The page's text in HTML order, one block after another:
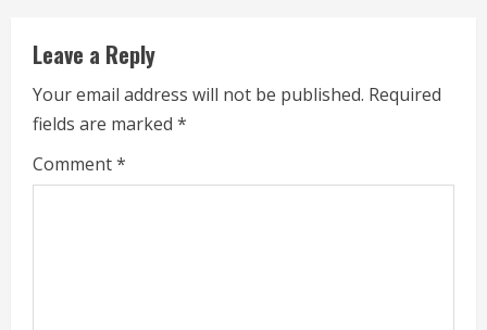
u
e
R
e
Leave a Reply
Your email address will not be published. Required
fields are marked *
Comment*